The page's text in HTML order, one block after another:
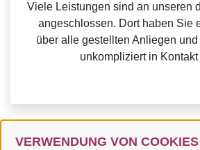
VERWENDUNG VON COOKIES
Viele Leistungen sind an unseren
angeschlossen. Dort haben Sie
über alle gestellten Anliegen
unkompliziert in Kontakt
Weitere Informationen zu Mein